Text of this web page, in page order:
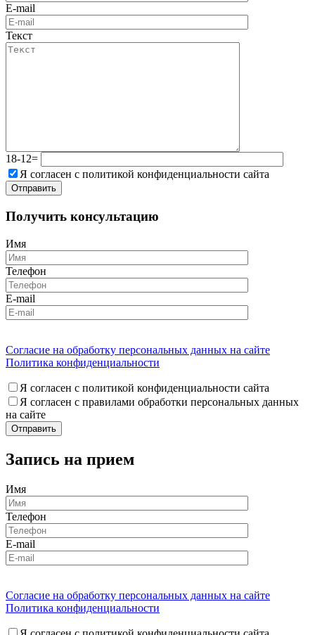
E-mail
Текст
18-12=
Я согласен с политикой конфиденциальности сайта
Получить консультацию
Имя
Телефон
E-mail
Согласие на обработку персональных данных на сайте
Политика конфиденциальности
Я согласен с политикой конфиденциальности сайта
Я согласен с правилами обработки персональных данных
на сайте
Запись на прием
Имя
Телефон
E-mail
Согласие на обработку персональных данных на сайте
Политика конфиденциальности